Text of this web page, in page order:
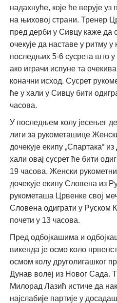
надахнуће, које ће верује
на њиховој страни. Тренер
пред дерби у Сивцу каже да
очекује да наставе у ритму у
последњих 5-6 сусрета што у
ако играчи испуне та
коначни исход. Сусрет
ће у хали у Сивцу бити
часова.
У последњем колу јесењег
лиги за рукометашице
дочекује екипу „Спартака“
хали овај сусрет ће бити
19 часова. Женски
дочекује екипу Словена из
рукометаша Црвенке свој
Словена одиграти у Руском
почети у 13 часова.
Пред одбојкашима и
викенда је осмо коло
осмом колу друголигашког
Дунав волеј из Новог Сада.
Милорад Лазић истиче да
најслабије партије у